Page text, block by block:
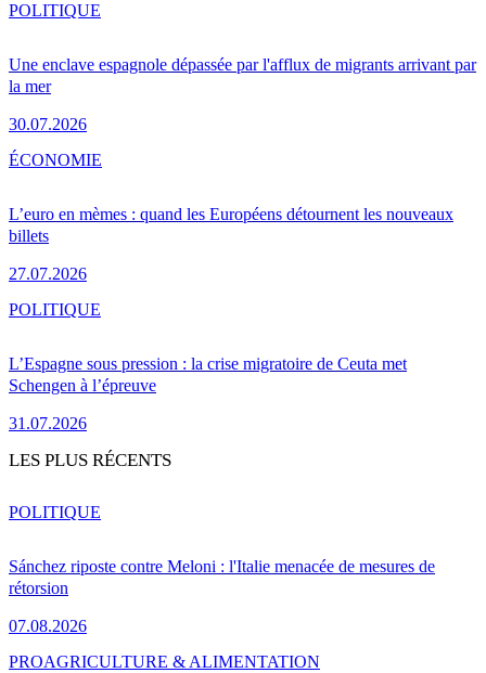
Une enclave espagnole dépassée par l'afflux de migrants arrivant par
la mer
30.07.2026
POLITIQUE
L’euro en mèmes : quand les Européens détournent les nouveaux
billets
27.07.2026
ÉCONOMIE
L’Espagne sous pression : la crise migratoire de Ceuta met
Schengen à l’épreuve
31.07.2026
POLITIQUE
LES PLUS RÉCENTS
Sánchez riposte contre Meloni : l'Italie menacée de mesures de
rétorsion
07.08.2026
POLITIQUE
PROAGRICULTURE & ALIMENTATION